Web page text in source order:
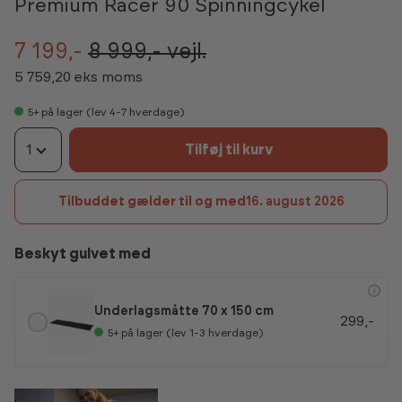
Premium Racer 90 Spinningcykel
7 199,- 8 999,-vejl.
5 759,20 eks moms
5+ på lager (lev 4-7 hverdage)
1 Tilføj til kurv
Tilbuddet gælder til og med 16. august 2026
Beskyt gulvet med
Underlagsmåtte 70 x 150 cm
5+ på lager (lev 1-3 hverdage)
299,-